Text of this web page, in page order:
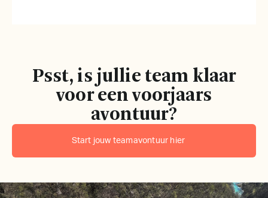
Psst, is jullie team klaar
voor een voorjaars
avontuur?
Start jouw teamavontuur hier